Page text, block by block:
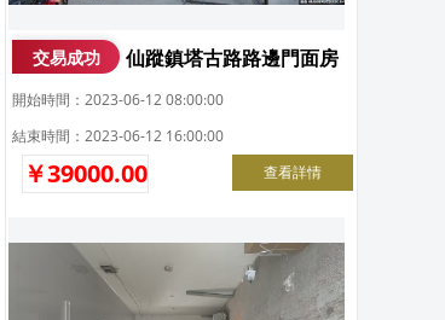
交易成功 仙蹤鎮塔古路路邊門面房
開始時間：2023-06-12 08:00:00
結束時間：2023-06-12 16:00:00
￥39000.00 查看詳情